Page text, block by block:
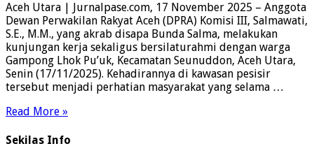
Aceh Utara | Jurnalpase.com, 17 November 2025 – Anggota
Dewan Perwakilan Rakyat Aceh (DPRA) Komisi III, Salmawati,
S.E., M.M., yang akrab disapa Bunda Salma, melakukan
kunjungan kerja sekaligus bersilaturahmi dengan warga
Gampong Lhok Pu’uk, Kecamatan Seunuddon, Aceh Utara,
Senin (17/11/2025). Kehadirannya di kawasan pesisir
tersebut menjadi perhatian masyarakat yang selama …
Read More »
Sekilas Info